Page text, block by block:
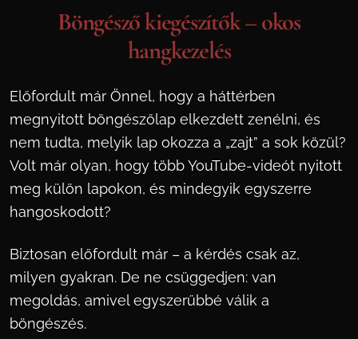
Böngésző kiegészítők – okos
hangkezelés
Előfordult már Önnel, hogy a háttérben
megnyitott böngészőlap elkezdett zenélni, és
nem tudta, melyik lap okozza a „zajt” a sok közül?
Volt már olyan, hogy több YouTube-videót nyitott
meg külön lapokon, és mindegyik egyszerre
hangoskodott?
Biztosan előfordult már – a kérdés csak az,
milyen gyakran. De ne csüggedjen: van
megoldás, amivel egyszerűbbé válik a
böngészés.